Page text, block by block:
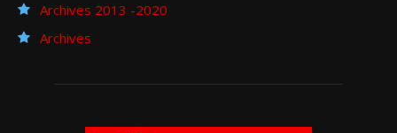
Archives 2013 -2020
Archives